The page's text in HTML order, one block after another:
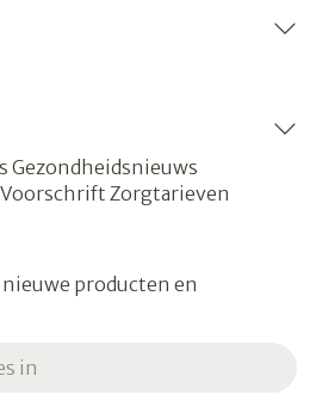
Gezondheidsnieuws
Voorschrift Zorgtarieven
producten en